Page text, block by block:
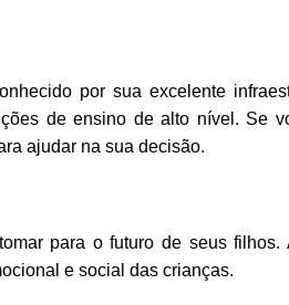
por sua excelente
de ensino de alto nível. Se
ajudar na sua decisão.
para o futuro de seus filhos.
e social das crianças.